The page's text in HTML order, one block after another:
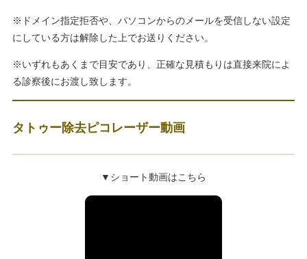
※ドメイン指定拒否や、パソコンからのメールを受信しない設定
にしている方は解除した上でお送りください。
※いずれもあくまで目安であり、正確な見積もりは直接来院によ
る診察後にお渡し致します。
タトゥー除去ピコレーザー動画
▼ショート動画はこちら